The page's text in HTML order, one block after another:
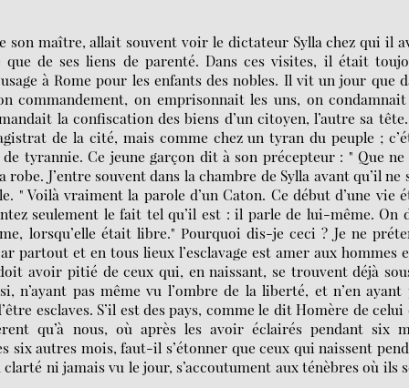
son maître, allait souvent voir le dictateur Sylla chez qui il
de ses liens de parenté. Dans ces visites, il était
à Rome pour les enfants des nobles. Il vit un jour que
commandement, on emprisonnait les uns, on
la confiscation des biens d’un citoyen, l’autre sa
de la cité, mais comme chez un tyran du peuple ;
tyrannie. Ce jeune garçon dit à son précepteur : " Que ne
J’entre souvent dans la chambre de Sylla avant qu’il ne
" Voilà vraiment la parole d’un Caton. Ce début d’une vie
seulement le fait tel qu’il est : il parle de lui-même. On
lorsqu’elle était libre." Pourquoi dis-je ceci ? Je ne
partout et en tous lieux l’esclavage est amer aux hommes
avoir pitié de ceux qui, en naissant, se trouvent déjà
n’ayant pas même vu l’ombre de la liberté, et n’en ayant
esclaves. S’il est des pays, comme le dit Homère de celui
qu’à nous, où après les avoir éclairés pendant six
six autres mois, faut-il s’étonner que ceux qui naissent
ni jamais vu le jour, s’accoutument aux ténèbres où ils